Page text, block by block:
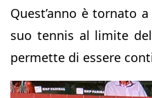
Quest’anno è tornato
suo tennis al limite
permette di essere